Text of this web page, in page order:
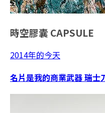
時空膠囊 CAPSULE
2014年的今天
名片是我的商業武器 瑞士